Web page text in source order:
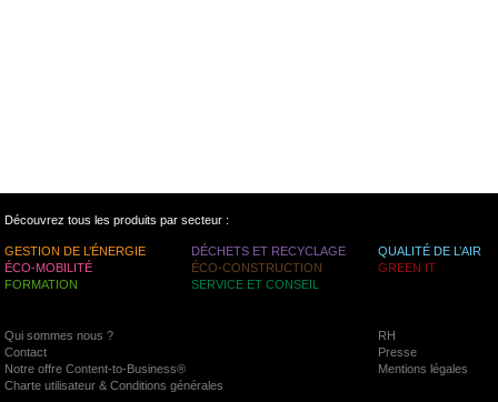
Découvrez tous les produits par secteur :
GESTION DE L’ÉNERGIE DÉCHETS ET RECYCLAGE
QUALITÉ DE L’AIR
ÉCO-MOBILITÉ
ÉCO-CONSTRUCTION
GREEN IT
FORMATION
SERVICE ET CONSEIL
Qui sommes nous ?
RH
Contact
Presse
Notre offre Content-to-Business®
Mentions légales
Charte utilisateur & Conditions générales